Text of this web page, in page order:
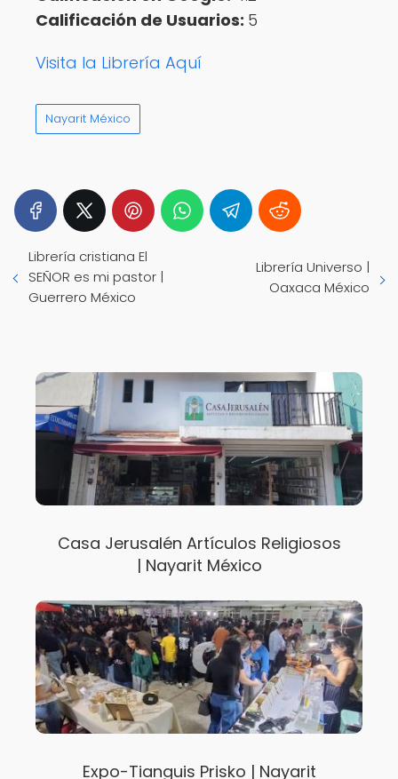
Calificación de Usuarios: 5
Visita la Librería Aquí
Nayarit México
Librería cristiana El
SEÑOR es mi pastor |
Guerrero México
Librería Universo |
Oaxaca México
Casa Jerusalén Artículos Religiosos
| Nayarit México
Expo-Tianguis Prisko | Nayarit